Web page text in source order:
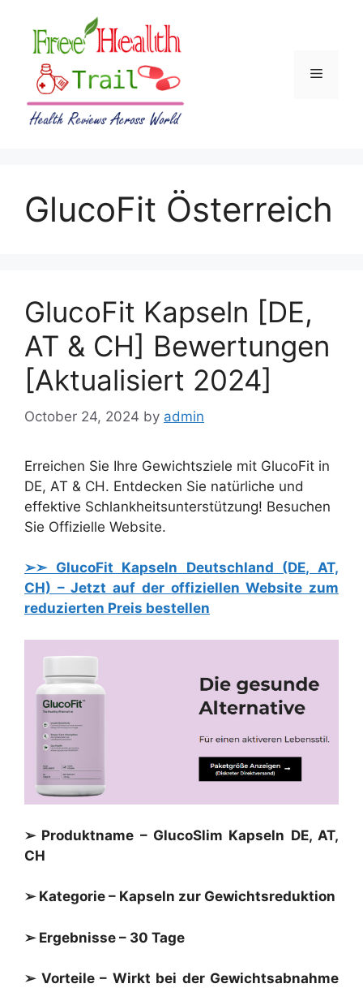
content
Menu
GlucoFit Österreich
GlucoFit Kapseln [DE,
AT & CH] Bewertungen
[Aktualisiert 2024]
October 24, 2024 by admin
Erreichen Sie Ihre Gewichtsziele mit GlucoFit in
DE, AT & CH. Entdecken Sie natürliche und
effektive Schlankheitsunterstützung! Besuchen
Sie Offizielle Website.
➢➣ GlucoFit Kapseln Deutschland (DE, AT,
CH) – Jetzt auf der offiziellen Website zum
reduzierten Preis bestellen
➢ Produktname – GlucoSlim Kapseln DE, AT,
CH
➢ Kategorie – Kapseln zur Gewichtsreduktion
➢ Ergebnisse – 30 Tage
➢ Vorteile – Wirkt bei der Gewichtsabnahme